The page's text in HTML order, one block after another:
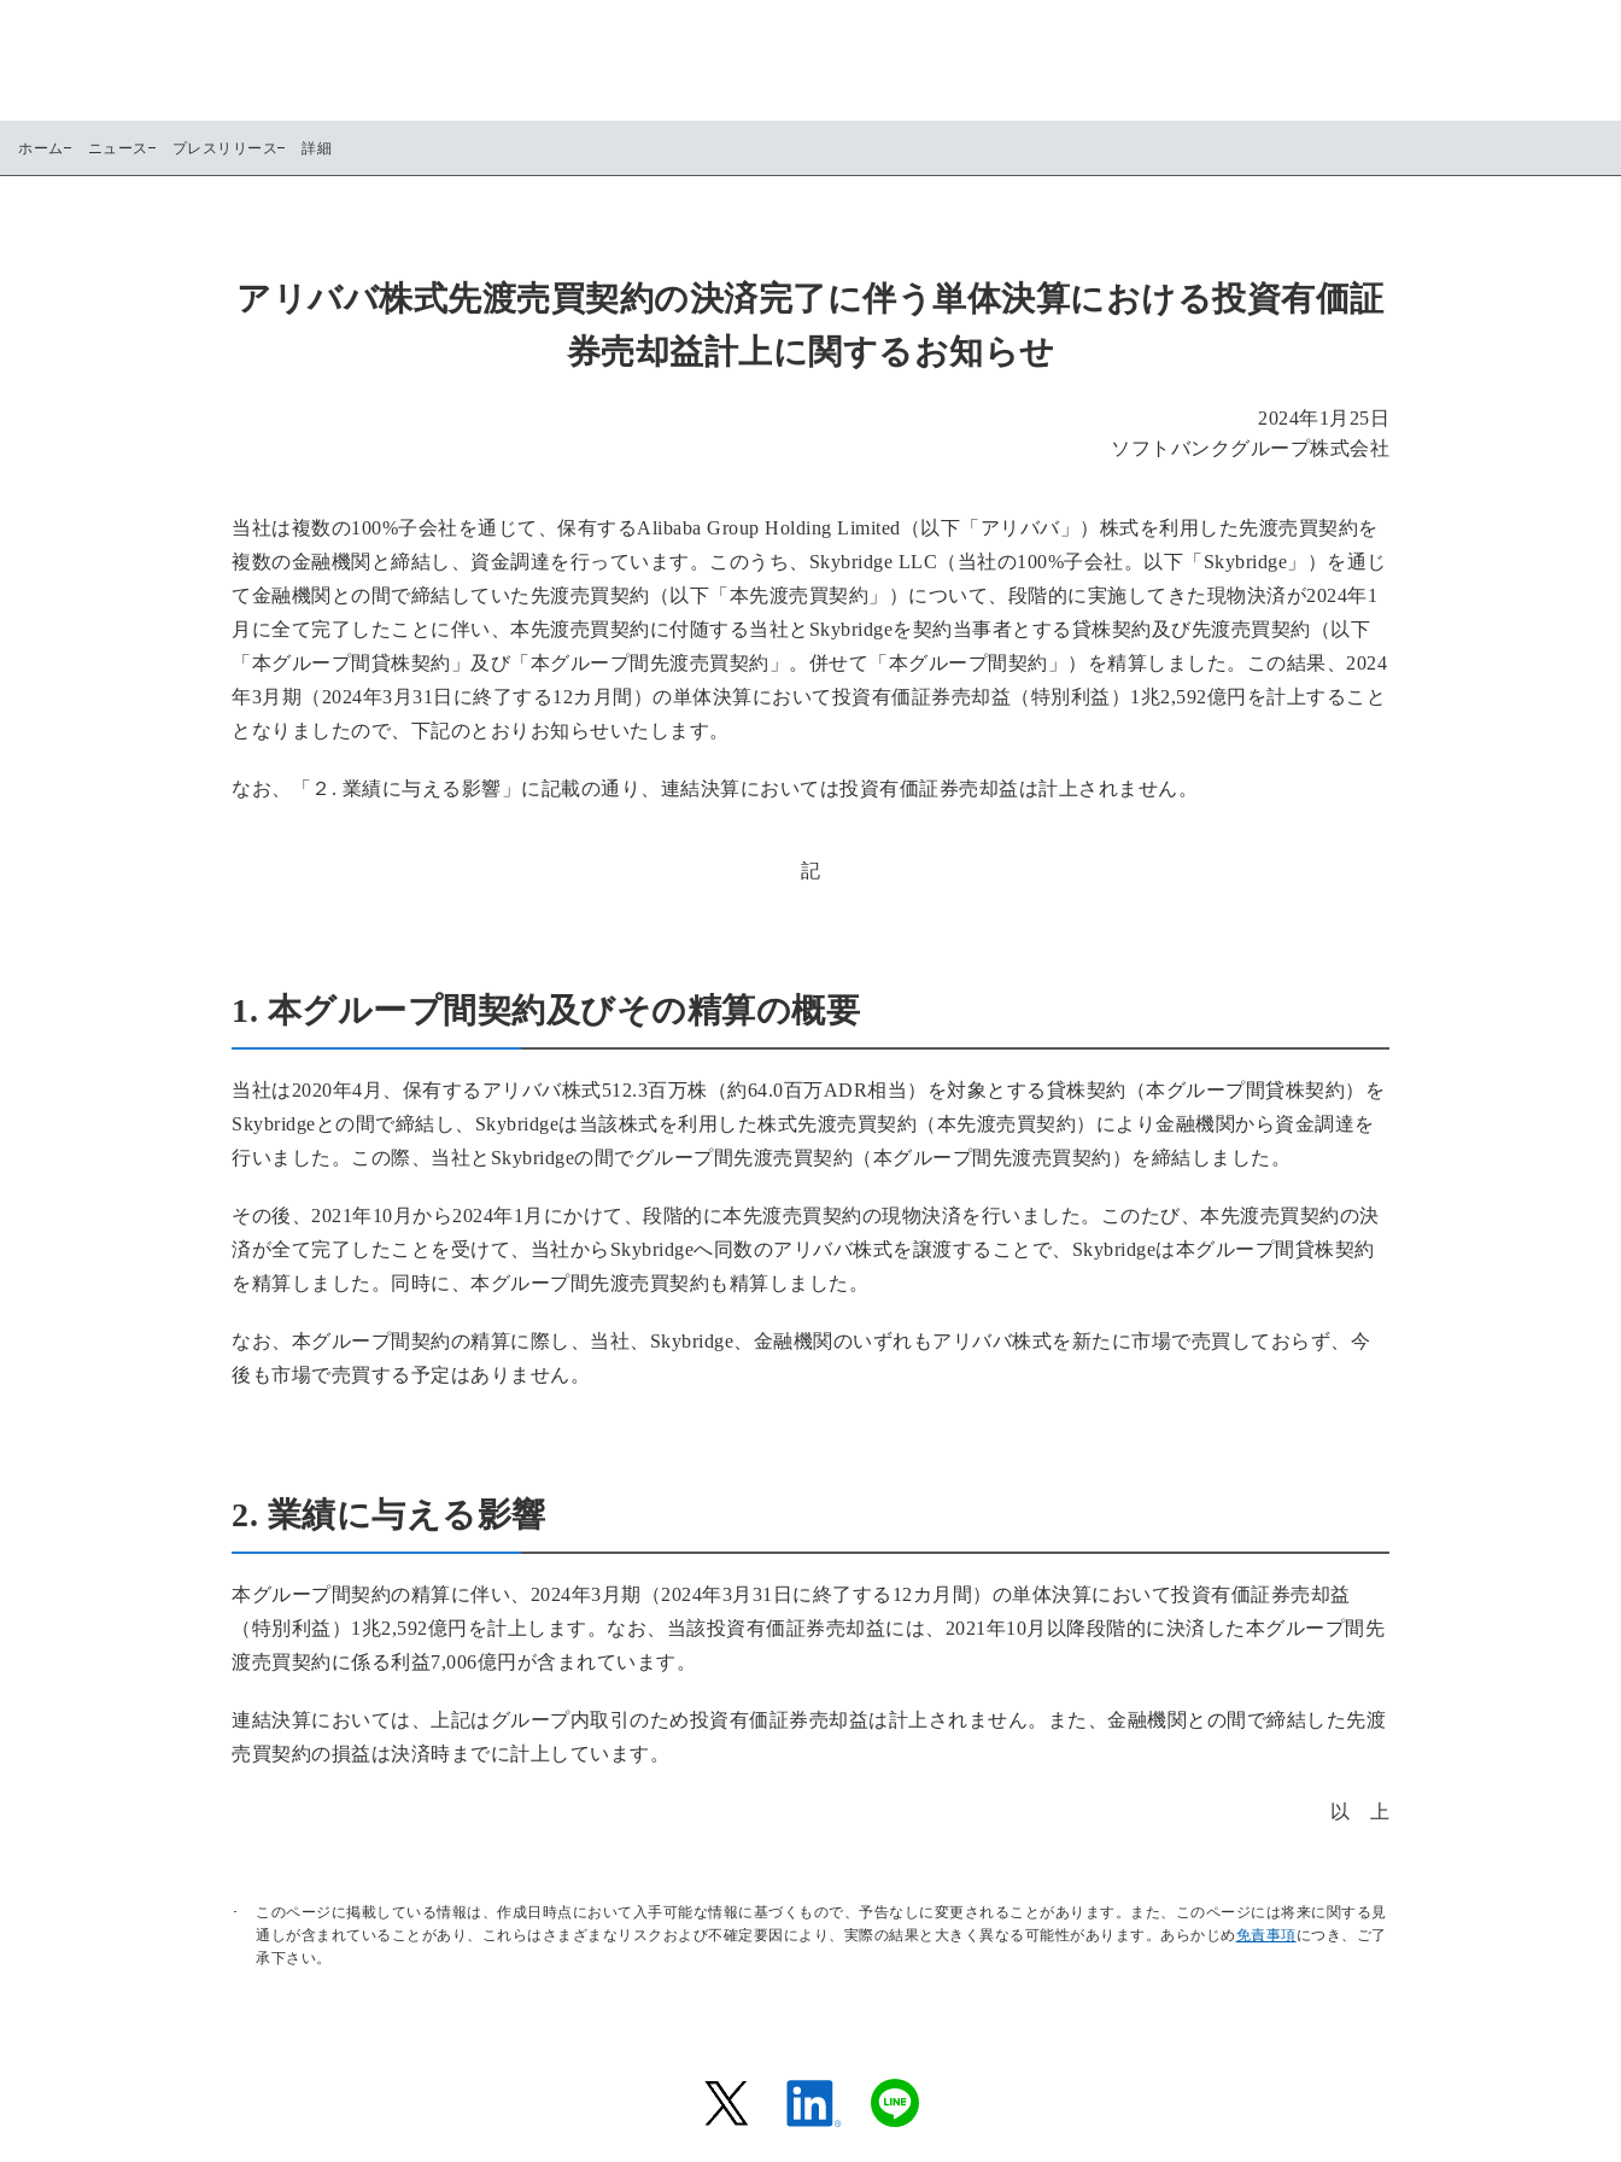
ホーム ニュース プレスリリース 詳細
アリババ株式先渡売買契約の決済完了に伴う単体決算における投資有価証
券売却益計上に関するお知らせ
2024年1月25日
ソフトバンクグループ株式会社
当社は複数の100%子会社を通じて、保有するAlibaba Group Holding Limited（以下「アリババ」）株式を利用した先渡売買契約を
複数の金融機関と締結し、資金調達を行っています。このうち、Skybridge LLC（当社の100%子会社。以下「Skybridge」）を通じ
て金融機関との間で締結していた先渡売買契約（以下「本先渡売買契約」）について、段階的に実施してきた現物決済が2024年1
月に全て完了したことに伴い、本先渡売買契約に付随する当社とSkybridgeを契約当事者とする貸株契約及び先渡売買契約（以下
「本グループ間貸株契約」及び「本グループ間先渡売買契約」。併せて「本グループ間契約」）を精算しました。この結果、2024
年3月期（2024年3月31日に終了する12カ月間）の単体決算において投資有価証券売却益（特別利益）1兆2,592億円を計上すること
となりましたので、下記のとおりお知らせいたします。
なお、「２. 業績に与える影響」に記載の通り、連結決算においては投資有価証券売却益は計上されません。
記
1. 本グループ間契約及びその精算の概要
当社は2020年4月、保有するアリババ株式512.3百万株（約64.0百万ADR相当）を対象とする貸株契約（本グループ間貸株契約）を
Skybridgeとの間で締結し、Skybridgeは当該株式を利用した株式先渡売買契約（本先渡売買契約）により金融機関から資金調達を
行いました。この際、当社とSkybridgeの間でグループ間先渡売買契約（本グループ間先渡売買契約）を締結しました。
その後、2021年10月から2024年1月にかけて、段階的に本先渡売買契約の現物決済を行いました。このたび、本先渡売買契約の決
済が全て完了したことを受けて、当社からSkybridgeへ同数のアリババ株式を譲渡することで、Skybridgeは本グループ間貸株契約
を精算しました。同時に、本グループ間先渡売買契約も精算しました。
なお、本グループ間契約の精算に際し、当社、Skybridge、金融機関のいずれもアリババ株式を新たに市場で売買しておらず、今
後も市場で売買する予定はありません。
2. 業績に与える影響
本グループ間契約の精算に伴い、2024年3月期（2024年3月31日に終了する12カ月間）の単体決算において投資有価証券売却益
（特別利益）1兆2,592億円を計上します。なお、当該投資有価証券売却益には、2021年10月以降段階的に決済した本グループ間先
渡売買契約に係る利益7,006億円が含まれています。
連結決算においては、上記はグループ内取引のため投資有価証券売却益は計上されません。また、金融機関との間で締結した先渡
売買契約の損益は決済時までに計上しています。
以 上
このページに掲載している情報は、作成日時点において入手可能な情報に基づくもので、予告なしに変更されることがあります。また、このページには将来に関する見
通しが含まれていることがあり、これらはさまざまなリスクおよび不確定要因により、実際の結果と大きく異なる可能性があります。あらかじめ免責事項につき、ご了
承下さい。